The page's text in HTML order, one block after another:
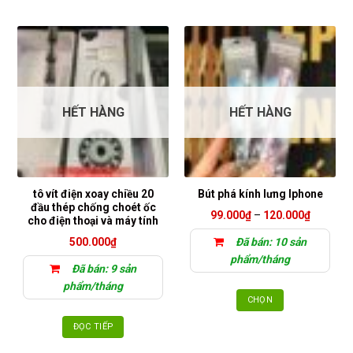
HẾT HÀNG
tô vít điện xoay chiều 20
đầu thép chống choét ốc
cho điện thoại và máy tính
500.000₫
Đã bán: 9 sản
phẩm/tháng
ĐỌC TIẾP
HẾT HÀNG
Bút phá kính lưng Iphone
99.000₫ – 120.000₫Khoảng
giá:
Đã bán: 10 sản
phẩm/tháng
CHỌN